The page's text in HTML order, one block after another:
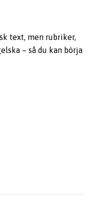
text, men rubriker,
– så du kan börja